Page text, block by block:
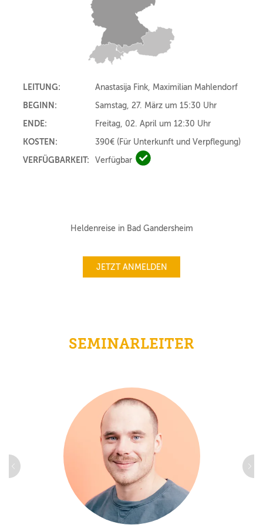
LEITUNG:
Anastasija Fink, Maximilian Mahlendorf
BEGINN:
Samstag, 27. März um 15:30 Uhr
ENDE:
Freitag, 02. April um 12:30 Uhr
KOSTEN:
390€ (Für Unterkunft und Verpflegung)
VERFÜGBARKEIT:
Verfügbar Verfügbar
Heldenreise in Bad Gandersheim
JETZT ANMELDEN
SEMINARLEITER